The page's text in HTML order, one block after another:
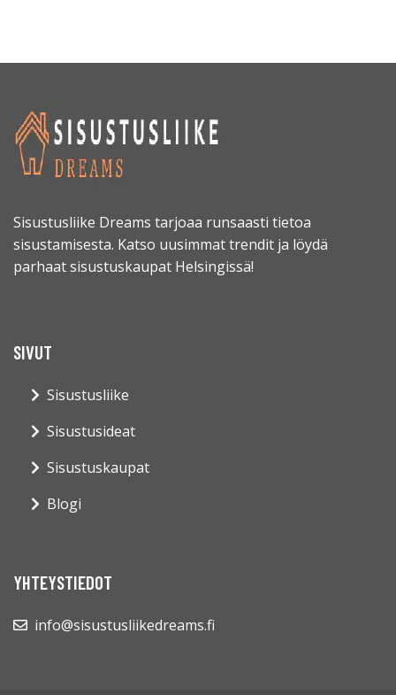
Sisustusliike Dreams tarjoaa runsaasti tietoa
sisustamisesta. Katso uusimmat trendit ja löydä
parhaat sisustuskaupat Helsingissä!
SIVUT
Sisustusliike
Sisustusideat
Sisustuskaupat
Blogi
YHTEYSTIEDOT
info@sisustusliikedreams.fi